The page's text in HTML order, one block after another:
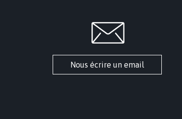
Nous écrire un email